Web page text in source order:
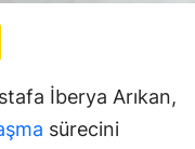
İberya Arıkan,
sürecini